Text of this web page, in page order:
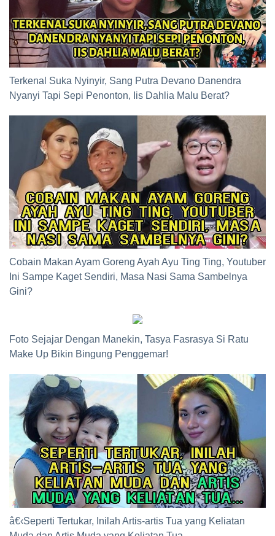
Terkenal Suka Nyinyir, Sang Putra Devano Danendra
Nyanyi Tapi Sepi Penonton, Iis Dahlia Malu Berat?
Cobain Makan Ayam Goreng Ayah Ayu Ting Ting, Youtuber
Ini Sampe Kaget Sendiri, Masa Nasi Sama Sambelnya
Gini?
Foto Sejajar Dengan Manekin, Tasya Fasrasya Si Ratu
Make Up Bikin Bingung Penggemar!
â€‹Seperti Tertukar, Inilah Artis-artis Tua yang Keliatan